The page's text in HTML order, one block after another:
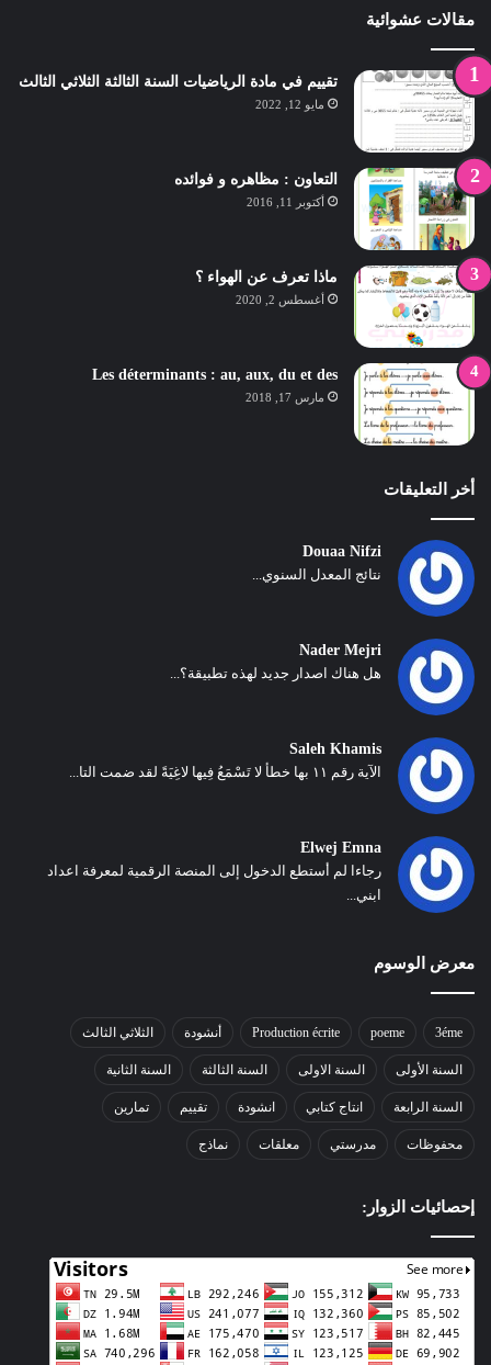
مقالات عشوائية
تقييم في مادة الرياضيات السنة الثالثة الثلاثي الثالث
مايو 12, 2022
التعاون : مظاهره و فوائده
أكتوبر 11, 2016
ماذا تعرف عن الهواء ؟
أغسطس 2, 2020
Les déterminants : au, aux, du et des
مارس 17, 2018
أخر التعليقات
Douaa Nifzi
نتائج المعدل السنوي...
Nader Mejri
هل هناك اصدار جديد لهذه تطبيقة؟...
Saleh Khamis
الآية رقم ١١ بها خطأ لا تَسْمَعُ فِيها لاغِيَةً لقد ضمت التا...
Elwej Emna
رجاءا لم أستطع الدخول إلى المنصة الرقمية لمعرفة اعداد
ابني...
معرض الوسوم
3éme
poeme
Production écrite أنشودة الثلاثي الثالث
السنة الأولى السنة الاولى السنة الثالثة السنة الثانية
السنة الرابعة انتاج كتابي انشودة تقييم تمارين
محفوظات مدرستي معلقات نماذج
إحصائيات الزوار: